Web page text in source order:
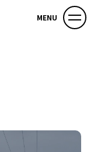
MENU